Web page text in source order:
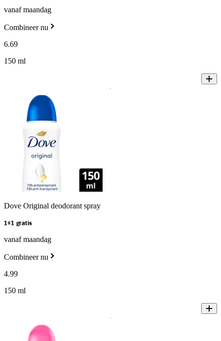
vanaf maandag
Combineer nu
6.69
150 ml
Dove Original deodorant spray
1+1 gratis
vanaf maandag
Combineer nu
4.99
150 ml